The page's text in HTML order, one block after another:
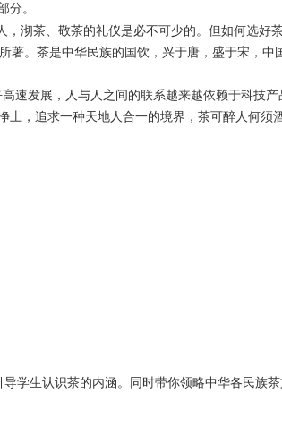
分。
沏茶、敬茶的礼仪是必不可少的。但如何选好
。茶是中华民族的国饮，兴于唐，盛于宋，
发展，人与人之间的联系越来越依赖于科技
，追求一种天地人合一的境界，茶可醉人何须
学生认识茶的内涵。同时带你领略中华各民族茶